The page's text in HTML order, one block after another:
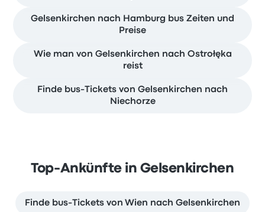
Gelsenkirchen nach Hamburg bus Zeiten und
Preise
Wie man von Gelsenkirchen nach Ostrołęka
reist
Finde bus-Tickets von Gelsenkirchen nach
Niechorze
Top-Ankünfte in Gelsenkirchen
Finde bus-Tickets von Wien nach Gelsenkirchen